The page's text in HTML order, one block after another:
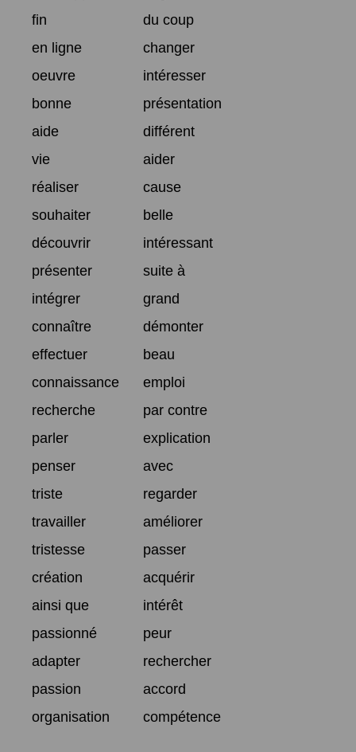
fin
du coup
en ligne
changer
oeuvre
intéresser
bonne
présentation
aide
différent
vie
aider
réaliser
cause
souhaiter
belle
découvrir
intéressant
présenter
suite à
intégrer
grand
connaître
démonter
effectuer
beau
connaissance
emploi
recherche
par contre
parler
explication
penser
avec
triste
regarder
travailler
améliorer
tristesse
passer
création
acquérir
ainsi que
intérêt
passionné
peur
adapter
rechercher
passion
accord
organisation
compétence